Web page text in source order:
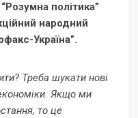
політика”
народний
Україна”.
Треба шукати нові
Якщо ми
то це